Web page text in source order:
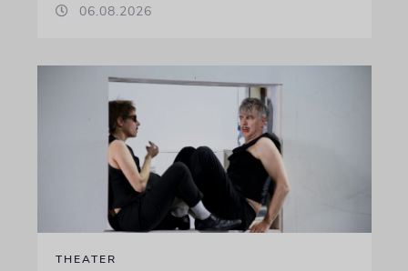
06.08.2026
THEATER